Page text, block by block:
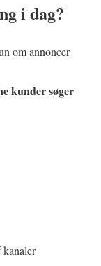
i dag?
om annoncer
kunder søger